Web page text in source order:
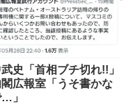
史「首相ブチ切れ!!」
広報室「うそ書かな
」